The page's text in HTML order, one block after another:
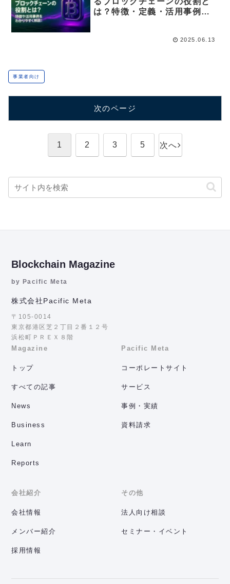
は？特徴・定義・活用事例を
2025.06.13
事業者向け
次のページ
1 2 3 5 次へ
Blockchain Magazine
by Pacific Meta
株式会社Pacific Meta
〒105-0014
東京都港区芝２丁目２番１２号
浜松町ＰＲＥＸ８階
Magazine
トップ
すべての記事
News
Business
Learn
Reports
Pacific Meta
コーポレートサイト
サービス
事例・実績
資料請求
会社紹介
会社情報
メンバー紹介
採用情報
その他
法人向け相談
セミナー・イベント